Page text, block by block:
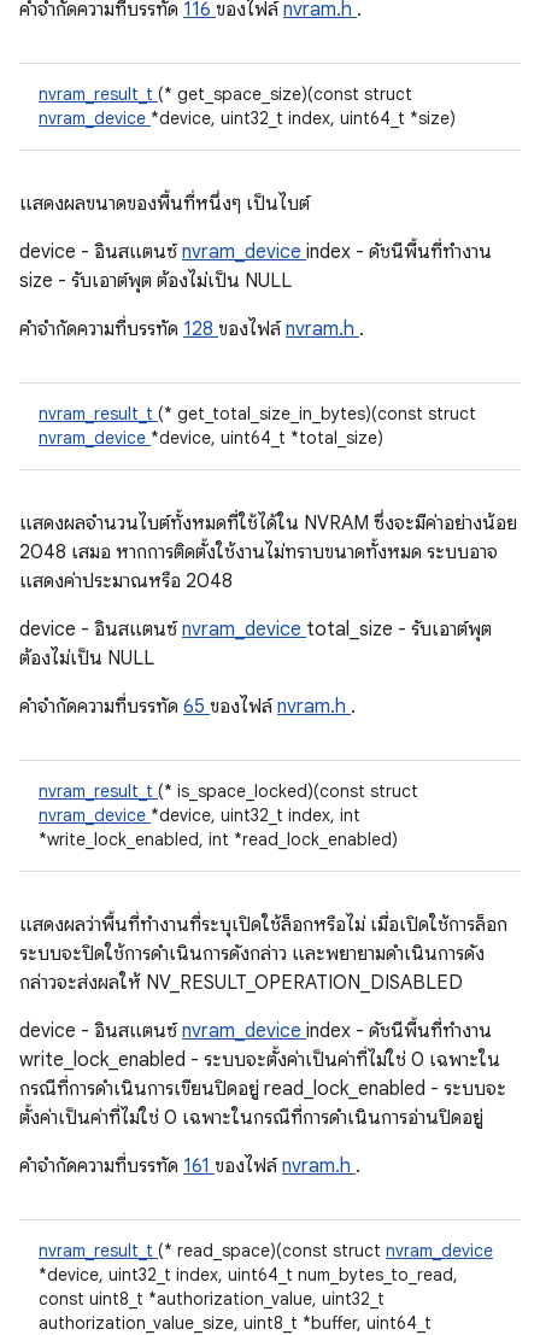
คําจํากัดความที่บรรทัด 116 ของไฟล์nvram.h .
nvram_result_t (* get_space_size)(const struct
nvram_device *device, uint32_t index, uint64_t *size)
แสดงผลขนาดของพื้นที่หนึ่งๆ เป็นไบต์
device - อินสแตนซ์nvram_device index - ดัชนีพื้นที่ทำงาน
size - รับเอาต์พุต ต้องไม่เป็น NULL
คําจํากัดความที่บรรทัด 128 ของไฟล์nvram.h .
nvram_result_t (* get_total_size_in_bytes)(const struct
nvram_device *device, uint64_t *total_size)
แสดงผลจํานวนไบต์ทั้งหมดที่ใช้ได้ใน NVRAM ซึ่งจะมีค่าอย่างน้อย
2048 เสมอ หากการติดตั้งใช้งานไม่ทราบขนาดทั้งหมด ระบบอาจ
แสดงค่าประมาณหรือ 2048
device - อินสแตนซ์nvram_device total_size - รับเอาต์พุต
ต้องไม่เป็น NULL
คําจํากัดความที่บรรทัด 65 ของไฟล์nvram.h .
nvram_result_t (* is_space_locked)(const struct
nvram_device *device, uint32_t index, int
*write_lock_enabled, int *read_lock_enabled)
แสดงผลว่าพื้นที่ทำงานที่ระบุเปิดใช้ล็อกหรือไม่ เมื่อเปิดใช้การล็อก
ระบบจะปิดใช้การดำเนินการดังกล่าว และพยายามดำเนินการดัง
กล่าวจะส่งผลให้ NV_RESULT_OPERATION_DISABLED
device - อินสแตนซ์nvram_device index - ดัชนีพื้นที่ทำงาน
write_lock_enabled - ระบบจะตั้งค่าเป็นค่าที่ไม่ใช่ 0 เฉพาะใน
กรณีที่การดําเนินการเขียนปิดอยู่ read_lock_enabled - ระบบจะ
ตั้งค่าเป็นค่าที่ไม่ใช่ 0 เฉพาะในกรณีที่การดําเนินการอ่านปิดอยู่
คําจํากัดความที่บรรทัด 161 ของไฟล์nvram.h .
nvram_result_t (* read_space)(const struct nvram_device
*device, uint32_t index, uint64_t num_bytes_to_read,
const uint8_t *authorization_value, uint32_t
authorization_value_size, uint8_t *buffer, uint64_t